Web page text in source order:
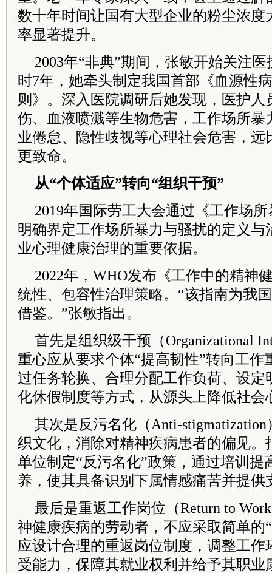
数十年时间让国有大型企业的粉尘浓度
率显著提升。
2003年“非典”期间，张敏开始关注
时7年，她牵头制定我国首部《血源性
则》。深入医院调研后她发现，医护人
伤、血液喷溅等生物危害，工作场所暴
业倦怠、隐性歧视等心理社会危害，远
更致命。
从“个体适应”转向“组织干预”
2019年国际劳工大会通过《工作场
明确界定工作场所暴力与骚扰的定义与
业心理健康治理的重要依据。
2022年，WHO发布《工作中的精神
统性、包容性治理策略。“该指南为我
借鉴。”张敏指出。
首先是组织级干预（Organizational
重心应从要求个体“提高韧性”转向工作
过任务轮换、合理分配工作负荷、设定
化休假制度等方式，从源头上降低社会
其次是反污名化（Anti-
织文化，消除对精神疾病患者的偏见。
单位制定“反污名化”政策，通过培训提
养，使其具备识别下属情感痛苦并提供
最后是重返工作岗位（Return to
神健康疾病的劳动者，不应采取简单的
应设计合理的重返岗位制度，调整工作
受能力，保障其就业权利并给予其职业